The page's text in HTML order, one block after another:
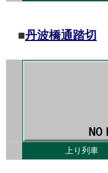
■丹波橋通踏切
上り列車